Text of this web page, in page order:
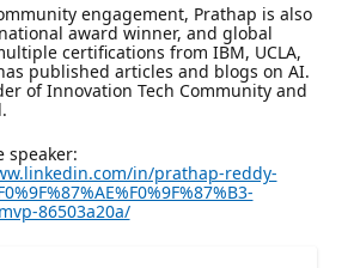
engagement, Prathap is also
award winner, and global
certifications from IBM, UCLA,
published articles and blogs on AI.
of Innovation Tech Community and
speaker:
in/prathap-reddy-
86503a20a/